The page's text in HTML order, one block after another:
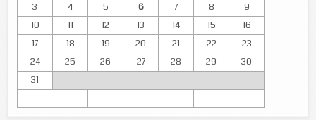
3
4 5 6 7 8
9
10
11 12 13 14 15
16
17
18 19 20 21 22
23
24
25 26 27 28 29
30
31